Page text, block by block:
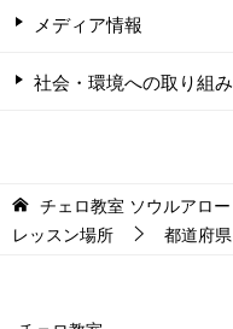
メディア情報
社会・環境への取り組み
チェロ教室 ソウルアロー
レッスン場所
都道府県